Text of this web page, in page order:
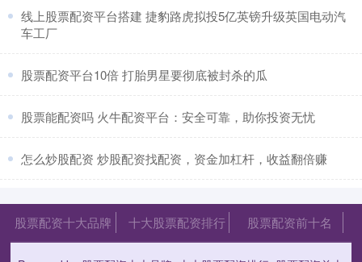
​线上股票配资平台搭建 捷豹路虎拟投5亿英镑升级英国电动汽
车工厂
​股票配资平台10倍 打胎男星要彻底被封杀的瓜
​股票能配资吗 火牛配资平台：安全可靠，助你投资无忧
​怎么炒股配资 炒股配资找配资，资金加杠杆，收益翻倍赚
股票配资十大品牌 十大股票配资排行 股票配资前十名